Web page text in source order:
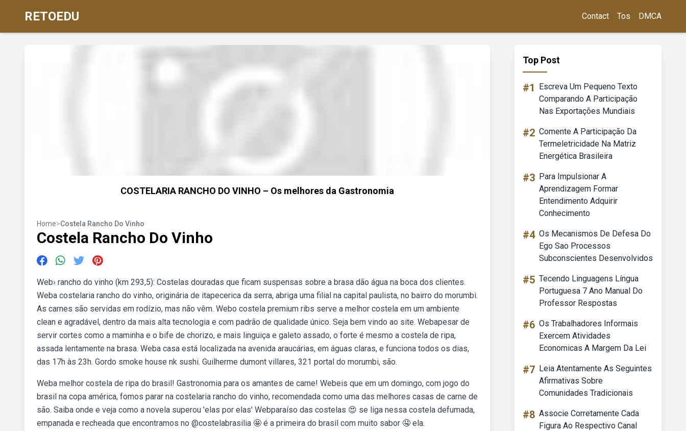
RETOEDU Contact Tos DMCA
COSTELARIA RANCHO DO VINHO – Os melhores da Gastronomia
Home>Costela Rancho Do Vinho
Costela Rancho Do Vinho
Web› rancho do vinho (km 293,5): Costelas douradas que ficam suspensas sobre a brasa dão água na boca dos clientes.
Weba costelaria rancho do vinho, originária de itapecerica da serra, abriga uma filial na capital paulista, no bairro do morumbi.
As carnes são servidas em rodízio, mas não vêm. Webo costela premium ribs serve a melhor costela em um ambiente
clean e agradável, dentro da mais alta tecnologia e com padrão de qualidade único. Seja bem vindo ao site. Webapesar de
servir cortes como a maminha e o bife de chorizo, e mais linguiça e galeto assado, o forte é mesmo a costela de ripa,
assada lentamente na brasa. Weba casa está localizada na avenida araucárias, em águas claras, e funciona todos os dias,
das 17h às 23h. Gordo smoke house nk sushi. Guilherme dumont villares, 321 portal do morumbi, são.
Weba melhor costela de ripa do brasil! Gastronomia para os amantes de carne! Webeis que em um domingo, com jogo do
brasil na copa américa, fomos parar na costelaria rancho do vinho, recomendada como uma das melhores casas de carne de
são. Saiba onde e veja como a novela superou 'elas por elas' Webparaíso das costelas 😍 se liga nessa costela defumada,
empanada e recheada que encontramos no @costelabrasilia 🤩 é a primeira do brasil com muito sabor 🤤 ela.
Top Post
#1
Escreva Um Pequeno Texto
Comparando A Participação
Nas Exportações Mundiais
#2 Comente A Participação Da
Termeletricidade Na Matriz
Energética Brasileira
#3 Para Impulsionar A
Aprendizagem Formar
Entendimento Adquirir
Conhecimento
#4 Os Mecanismos De Defesa Do
Ego Sao Processos
Subconscientes Desenvolvidos
#5 Tecendo Linguagens Língua
Portuguesa 7 Ano Manual Do
Professor Respostas
#6 Os Trabalhadores Informais
Exercem Atividades
Economicas A Margem Da Lei
#7 Leia Atentamente As Seguintes
Afirmativas Sobre
Comunidades Tradicionais
#8 Associe Corretamente Cada
Figura Ao Respectivo Canal